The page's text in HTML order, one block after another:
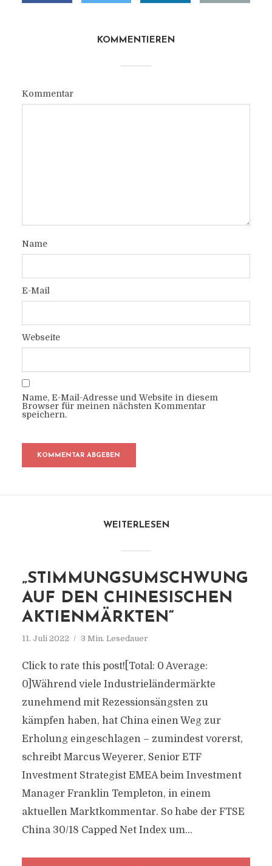
KOMMENTIEREN
Kommentar
Name
E-Mail
Webseite
Name, E-Mail-Adresse und Website in diesem
Browser für meinen nächsten Kommentar
speichern.
WEITERLESEN
„STIMMUNGSUMSCHWUNG
AUF DEN CHINESISCHEN
AKTIENMÄRKTEN“
11. Juli 2022 3 Min. Lesedauer
Click to rate this post![Total: 0 Average:
0]Während viele Industrieländermärkte
zunehmend mit Rezessionsängsten zu
kämpfen haben, hat China einen Weg zur
Erholung eingeschlagen – zumindest vorerst,
schreibt Marcus Weyerer, Senior ETF
Investment Strategist EMEA beim Investment
Manager Franklin Templeton, in einem
aktuellen Marktkommentar. So habe der FTSE
China 30/18 Capped Net Index um...